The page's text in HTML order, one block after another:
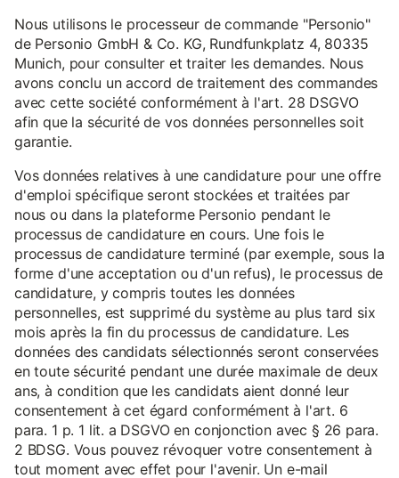
Nous utilisons le processeur de commande "Personio"
de Personio GmbH & Co. KG, Rundfunkplatz 4, 80335
Munich, pour consulter et traiter les demandes. Nous
avons conclu un accord de traitement des commandes
avec cette société conformément à l'art. 28 DSGVO
afin que la sécurité de vos données personnelles soit
garantie.
Vos données relatives à une candidature pour une offre
d'emploi spécifique seront stockées et traitées par
nous ou dans la plateforme Personio pendant le
processus de candidature en cours. Une fois le
processus de candidature terminé (par exemple, sous la
forme d'une acceptation ou d'un refus), le processus de
candidature, y compris toutes les données
personnelles, est supprimé du système au plus tard six
mois après la fin du processus de candidature. Les
données des candidats sélectionnés seront conservées
en toute sécurité pendant une durée maximale de deux
ans, à condition que les candidats aient donné leur
consentement à cet égard conformément à l'art. 6
para. 1 p. 1 lit. a DSGVO en conjonction avec § 26 para.
2 BDSG. Vous pouvez révoquer votre consentement à
tout moment avec effet pour l'avenir. Un e-mail